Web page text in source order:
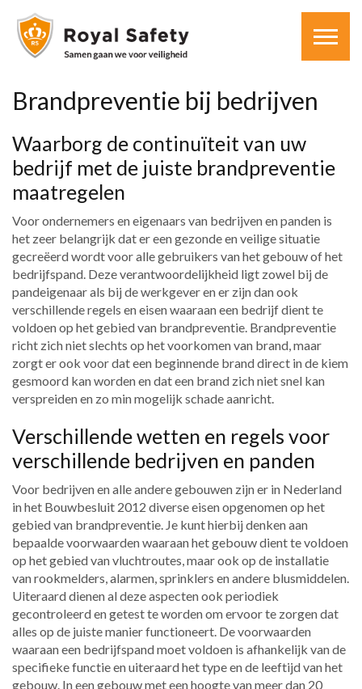
Brandpreventie bij bedrijven
Waarborg de continuïteit van uw
bedrijf met de juiste brandpreventie
maatregelen
Voor ondernemers en eigenaars van bedrijven en panden is
het zeer belangrijk dat er een gezonde en veilige situatie
gecreëerd wordt voor alle gebruikers van het gebouw of het
bedrijfspand. Deze verantwoordelijkheid ligt zowel bij de
pandeigenaar als bij de werkgever en er zijn dan ook
verschillende regels en eisen waaraan een bedrijf dient te
voldoen op het gebied van brandpreventie. Brandpreventie
richt zich niet slechts op het voorkomen van brand, maar
zorgt er ook voor dat een beginnende brand direct in de kiem
gesmoord kan worden en dat een brand zich niet snel kan
verspreiden en zo min mogelijk schade aanricht.
Verschillende wetten en regels voor
verschillende bedrijven en panden
Voor bedrijven en alle andere gebouwen zijn er in Nederland
in het Bouwbesluit 2012 diverse eisen opgenomen op het
gebied van brandpreventie. Je kunt hierbij denken aan
bepaalde voorwaarden waaraan het gebouw dient te voldoen
op het gebied van vluchtroutes, maar ook op de installatie
van rookmelders, alarmen, sprinklers en andere blusmiddelen.
Uiteraard dienen al deze aspecten ook periodiek
gecontroleerd en getest te worden om ervoor te zorgen dat
alles op de juiste manier functioneert. De voorwaarden
waaraan een bedrijfspand moet voldoen is afhankelijk van de
specifieke functie en uiteraard het type en de leeftijd van het
gebouw. In een gebouw met een hoogte van meer dan 20